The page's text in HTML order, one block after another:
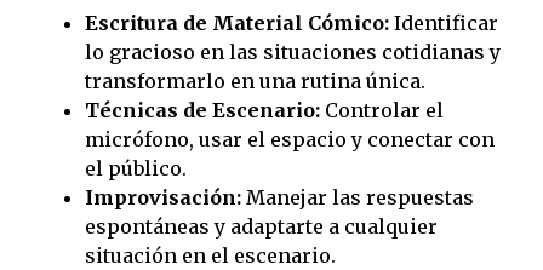
Escritura de Material Cómico: Identificar
lo gracioso en las situaciones cotidianas y
transformarlo en una rutina única.
Técnicas de Escenario: Controlar el
micrófono, usar el espacio y conectar con
el público.
Improvisación: Manejar las respuestas
espontáneas y adaptarte a cualquier
situación en el escenario.